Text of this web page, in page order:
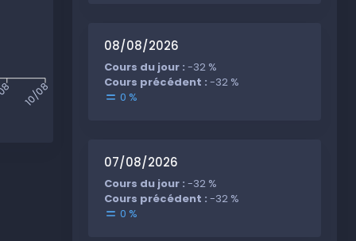
10/08
08/08/2026
Cours du jour :-32 %
Cours précédent :-32 %
0 %
07/08/2026
Cours du jour :-32 %
Cours précédent :-32 %
0 %